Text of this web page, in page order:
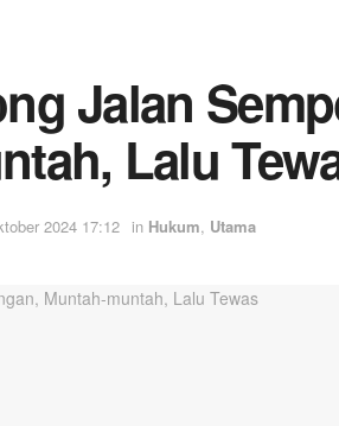
Jalan
Lalu
2024 17:12 in Hukum, Utama